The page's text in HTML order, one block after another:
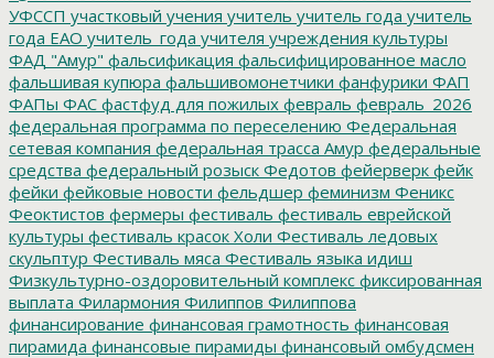
УФССП участковый учения учитель учитель года учитель
года ЕАО учитель_года учителя учреждения культуры
ФАД "Амур" фальсификация фальсифицированное масло
фальшивая купюра фальшивомонетчики фанфурики ФАП
ФАПы ФАС фастфуд для пожилых февраль февраль_2026
федеральная программа по переселению Федеральная
сетевая компания федеральная трасса Амур федеральные
средства федеральный розыск Федотов фейерверк фейк
фейки фейковые новости фельдшер феминизм Феникс
Феоктистов фермеры фестиваль фестиваль еврейской
культуры фестиваль красок Холи Фестиваль ледовых
скульптур Фестиваль мяса Фестиваль языка идиш
Физкультурно-оздоровительный комплекс фиксированная
выплата Филармония Филиппов Филиппова
финансирование финансовая грамотность финансовая
пирамида финансовые пирамиды финансовый омбудсмен